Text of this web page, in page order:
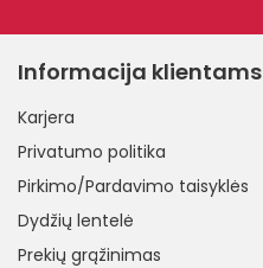
Informacija klientams
Karjera
Privatumo politika
Pirkimo/Pardavimo taisyklės
Dydžių lentelė
Prekių grąžinimas